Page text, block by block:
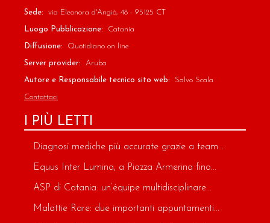
Sede: via Eleonora d'Angiò, 48 - 95125 CT
Luogo Pubblicazione: Catania
Diffusione: Quotidiano on line
Server provider: Aruba
Autore e Responsabile tecnico sito web: Salvo Scala
Contattaci
I PIÙ LETTI
Diagnosi mediche più accurate grazie a team...
Equus Inter Lumina, a Piazza Armerina fino...
ASP di Catania: un’équipe multidisciplinare...
Malattie Rare: due importanti appuntamenti...